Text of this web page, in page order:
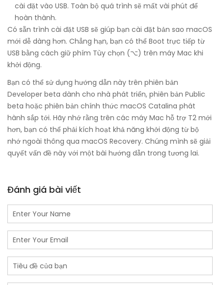
cài đặt vào USB. Toàn bộ quá trình sẽ mất vài phút để
hoàn thành.
Có sẵn trình cài đặt USB sẽ giúp bạn cài đặt bản sao macOS
mới dễ dàng hơn. Chẳng hạn, bạn có thể Boot trực tiếp từ
USB bằng cách giữ phím Tùy chọn (⌥) trên máy Mac khi
khởi động.
Bạn có thể sử dụng hướng dẫn này trên phiên bản
Developer beta dành cho nhà phát triển, phiên bản Public
beta hoặc phiên bản chính thức macOS Catalina phát
hành sắp tới. Hãy nhớ rằng trên các máy Mac hỗ trợ T2 mới
hơn, bạn có thể phải kích hoạt khả năng khởi động từ bộ
nhớ ngoài thông qua macOS Recovery. Chúng mình sẽ giải
quyết vấn đề này với một bài hướng dẫn trong tương lai.
Đánh giá bài viết